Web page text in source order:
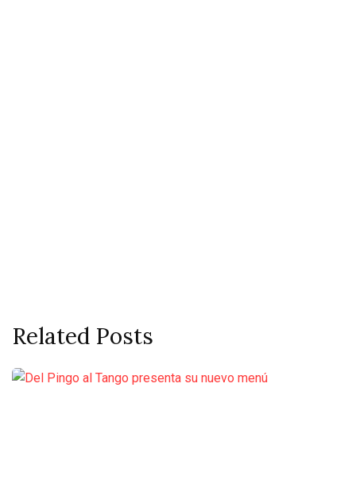
Related Posts